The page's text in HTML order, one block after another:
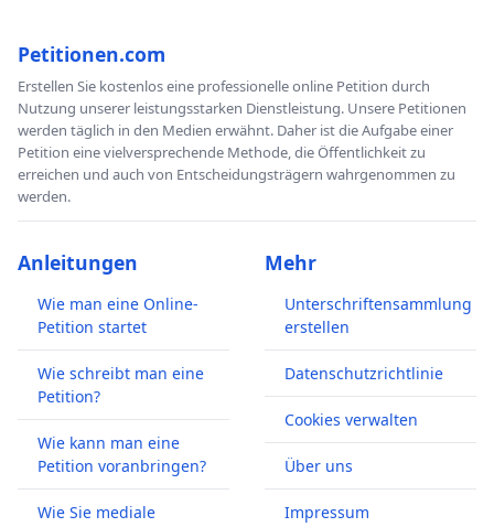
Petitionen.com
Erstellen Sie kostenlos eine professionelle online Petition durch
Nutzung unserer leistungsstarken Dienstleistung. Unsere Petitionen
werden täglich in den Medien erwähnt. Daher ist die Aufgabe einer
Petition eine vielversprechende Methode, die Öffentlichkeit zu
erreichen und auch von Entscheidungsträgern wahrgenommen zu
werden.
Anleitungen
Wie man eine Online-
Petition startet
Wie schreibt man eine
Petition?
Wie kann man eine
Petition voranbringen?
Wie Sie mediale
Mehr
Unterschriftensammlung
erstellen
Datenschutzrichtlinie
Cookies verwalten
Über uns
Impressum